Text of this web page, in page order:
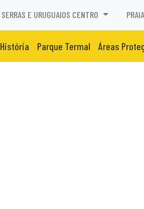
SERRAS E URUGUAIOS CENTRO
História Parque Termal Áreas